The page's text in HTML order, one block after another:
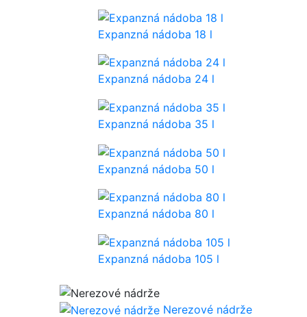
Expanzná nádoba 18 l
Expanzná nádoba 24 l
Expanzná nádoba 35 l
Expanzná nádoba 50 l
Expanzná nádoba 80 l
Expanzná nádoba 105 l
Nerezové nádrže